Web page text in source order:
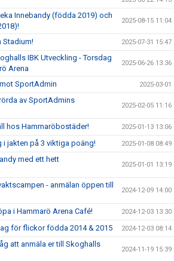
Innebandy (födda 2019) och
2025-08-15 11:04
Stadium! 2025-07-31 15:47
IBK Utveckling - Torsdag
Arena
2025-06-26 13:36
SportAdmin 2025-03-01
av SportAdmins
2025-02-05 11:16
hos Hammaröbostäder! 2025-01-13 13:06
jakten på 3 viktiga poäng! 2025-01-08 08:49
med ett hett
2025-01-01 13:19
- anmälan öppen till
2024-12-09 14:00
i Hammarö Arena Café! 2024-12-03 13:30
för flickor födda 2014 & 2015 2024-12-03 08:14
att anmäla er till Skoghalls
2024-11-19 15:39